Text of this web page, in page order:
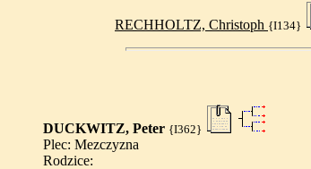
RECHHOLTZ, Christoph {I134}
DUCKWITZ, Peter {I362}
Plec: Mezczyzna
Rodzice: